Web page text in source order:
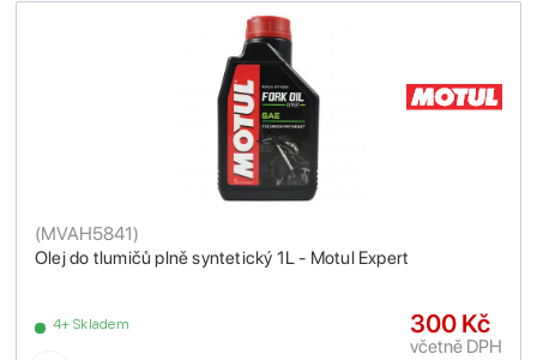
Olej do tlumičů plně syntetický 1L - Motul Expert
(MVAH5841)
4+ Skladem 300 Kč
včetně DPH